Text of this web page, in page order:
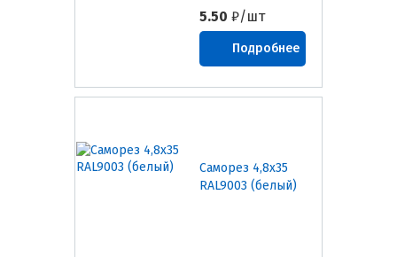
5.50 ₽/шт
Подробнее
Саморез 4,8х35
RAL9003 (белый)